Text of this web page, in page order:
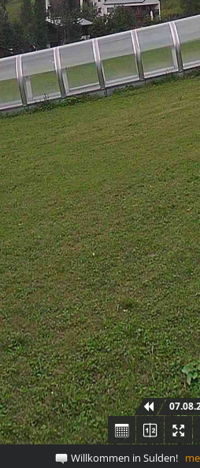
Willkommen in Sulden!mehr